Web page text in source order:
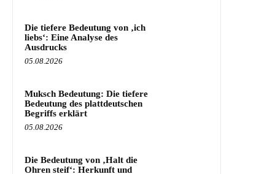
Die tiefere Bedeutung von ‚ich
liebs‘: Eine Analyse des
Ausdrucks
05.08.2026
Muksch Bedeutung: Die tiefere
Bedeutung des plattdeutschen
Begriffs erklärt
05.08.2026
Die Bedeutung von ‚Halt die
Ohren steif‘: Herkunft und